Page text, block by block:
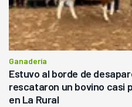
Ganadería
Estuvo al borde de
rescataron un bovino casi
en La Rural